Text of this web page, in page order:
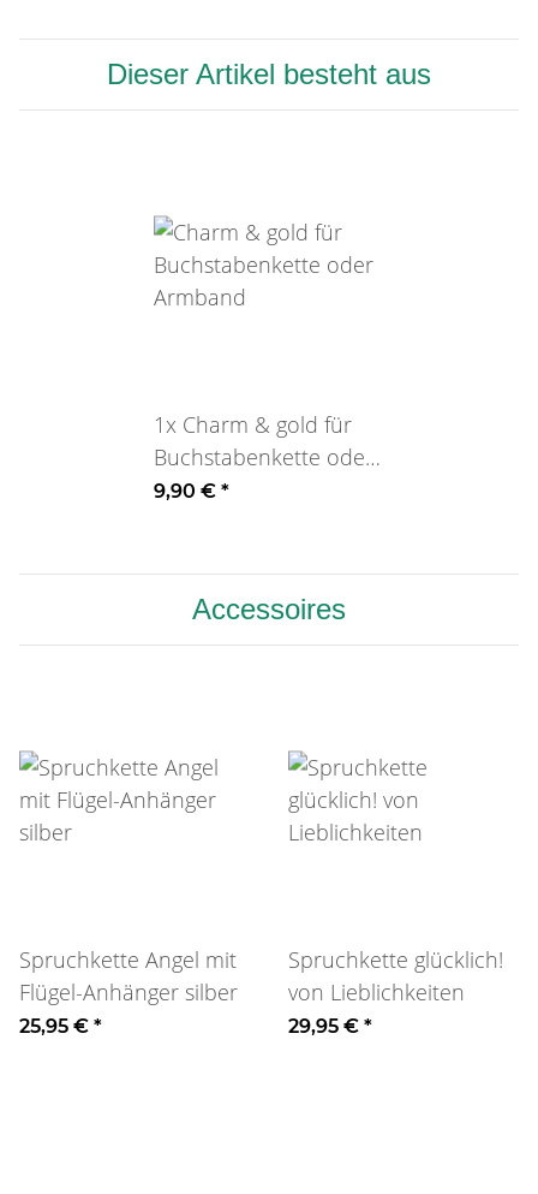
Dieser Artikel besteht aus
1x Charm & gold für
Buchstabenkette oder
Armband
9,90 € *
Accessoires
Spruchkette Angel mit
Flügel-Anhänger silber
25,95 € *
Spruchkette glücklich!
von Lieblichkeiten
29,95 € *